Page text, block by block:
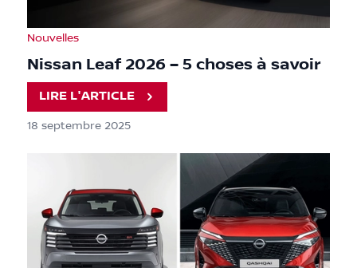
Nouvelles
Nissan Leaf 2026 – 5 choses à savoir
LIRE L'ARTICLE
18 septembre 2025